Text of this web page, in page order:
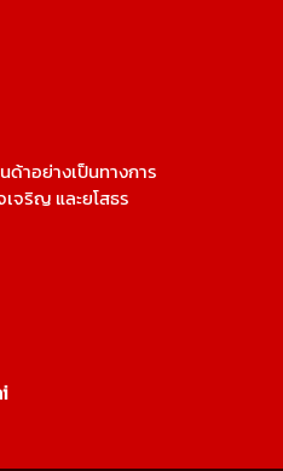
าอย่างเป็นทางการ
จริญ และยโสธร